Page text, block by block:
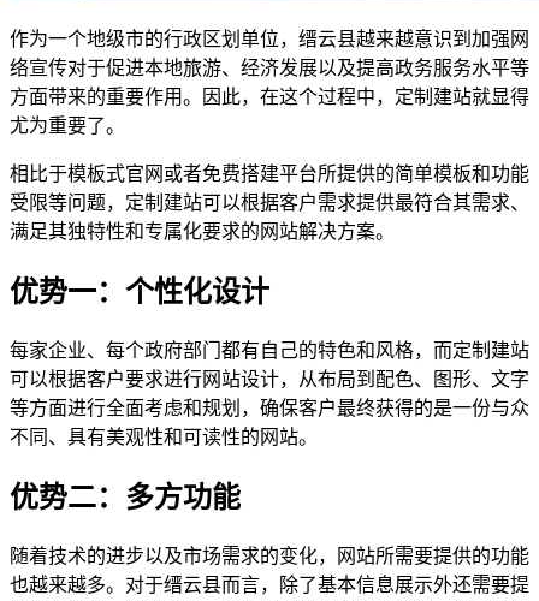
作为一个地级市的行政区划单位，缙云县越来越意识到加强网
络宣传对于促进本地旅游、经济发展以及提高政务服务水平等
方面带来的重要作用。因此，在这个过程中，定制建站就显得
尤为重要了。
相比于模板式官网或者免费搭建平台所提供的简单模板和功能
受限等问题，定制建站可以根据客户需求提供最符合其需求、
满足其独特性和专属化要求的网站解决方案。
优势一：个性化设计
每家企业、每个政府部门都有自己的特色和风格，而定制建站
可以根据客户要求进行网站设计，从布局到配色、图形、文字
等方面进行全面考虑和规划，确保客户最终获得的是一份与众
不同、具有美观性和可读性的网站。
优势二：多方功能
随着技术的进步以及市场需求的变化，网站所需要提供的功能
也越来越多。对于缙云县而言，除了基本信息展示外还需要提